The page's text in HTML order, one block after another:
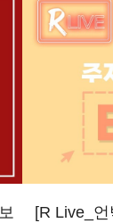
[R Live_